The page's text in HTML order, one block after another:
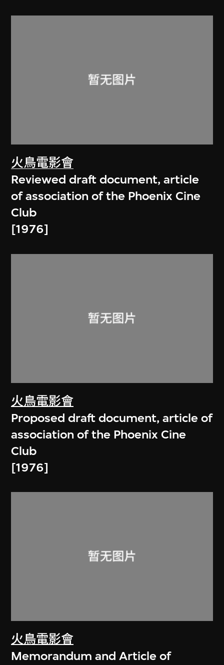
火鳥電影會
Reviewed draft document, article
of association of the Phoenix Cine
Club
[1976]
火鳥電影會
Proposed draft document, article of
association of the Phoenix Cine
Club
[1976]
火鳥電影會
Memorandum and Article of